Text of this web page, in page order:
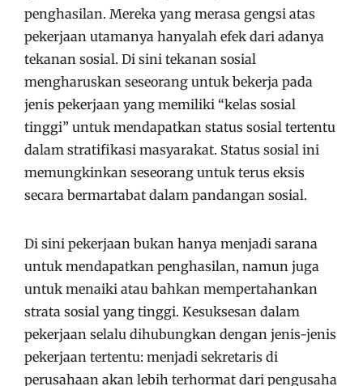
penghasilan. Mereka yang merasa gengsi atas
pekerjaan utamanya hanyalah efek dari adanya
tekanan sosial. Di sini tekanan sosial
mengharuskan seseorang untuk bekerja pada
jenis pekerjaan yang memiliki “kelas sosial
tinggi” untuk mendapatkan status sosial tertentu
dalam stratifikasi masyarakat. Status sosial ini
memungkinkan seseorang untuk terus eksis
secara bermartabat dalam pandangan sosial.
Di sini pekerjaan bukan hanya menjadi sarana
untuk mendapatkan penghasilan, namun juga
untuk menaiki atau bahkan mempertahankan
strata sosial yang tinggi. Kesuksesan dalam
pekerjaan selalu dihubungkan dengan jenis-jenis
pekerjaan tertentu: menjadi sekretaris di
perusahaan akan lebih terhormat dari pengusaha